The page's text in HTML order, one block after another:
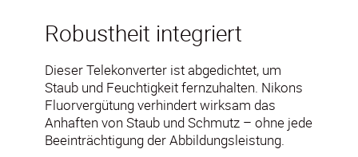
Robustheit integriert
Dieser Telekonverter ist abgedichtet, um
Staub und Feuchtigkeit fernzuhalten. Nikons
Fluorvergütung verhindert wirksam das
Anhaften von Staub und Schmutz – ohne jede
Beeinträchtigung der Abbildungsleistung.